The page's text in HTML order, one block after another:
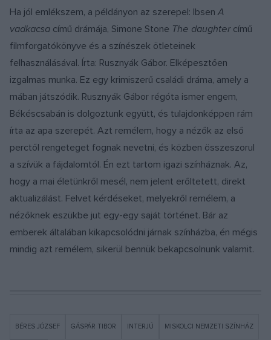
Ha jól emlékszem, a példányon az szerepel: IbsenA
vadkacsa című drámája, Simone Stone The daughtercímű
filmforgatókönyve és a színészek ötleteinek
felhasználásával. Írta: Rusznyák Gábor. Elképesztően
izgalmas munka. Ez egy krimiszerű családi dráma, amely a
mában játszódik. Rusznyák Gábor régóta ismer engem,
Békéscsabán is dolgoztunk együtt, és tulajdonképpen rám
írta az apa szerepét. Azt remélem, hogy a nézők az első
perctől rengeteget fognak nevetni, és közben összeszorul
a szívük a fájdalomtól. Én ezt tartom igazi színháznak. Az,
hogy a mai életünkről mesél, nem jelent erőltetett, direkt
aktualizálást. Felvet kérdéseket, melyekről remélem, a
nézőknek eszükbe jut egy-egy saját történet. Bár az
emberek általában kikapcsolódni járnak színházba, én mégis
mindig azt remélem, sikerül bennük bekapcsolnunk valamit.
BÉRES JÓZSEF GÁSPÁR TIBOR INTERJÚ MISKOLCI NEMZETI SZÍNHÁZ